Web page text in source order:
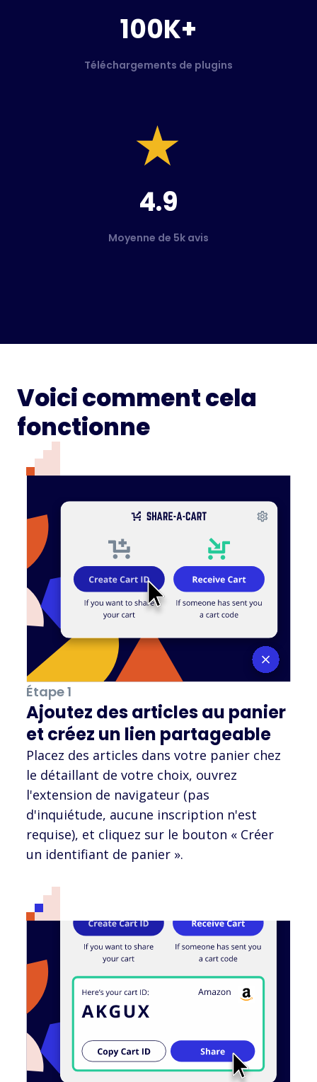
100K+
Téléchargements de plugins
4.9
Moyenne de 5k avis
Voici comment cela
fonctionne
Étape 1
Ajoutez des articles au panier
et créez un lien partageable
Placez des articles dans votre panier chez
le détaillant de votre choix, ouvrez
l'extension de navigateur (pas
d'inquiétude, aucune inscription n'est
requise), et cliquez sur le bouton « Créer
un identifiant de panier ».